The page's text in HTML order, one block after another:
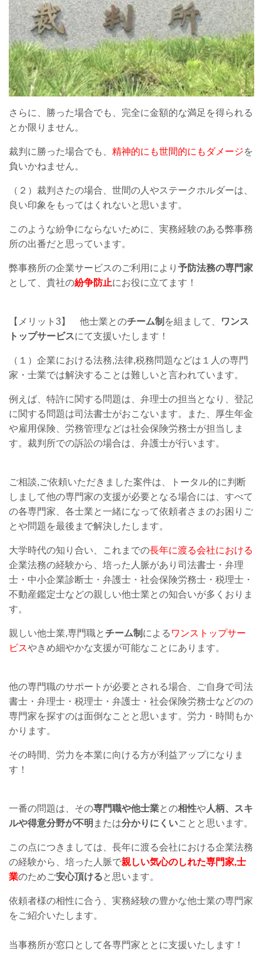
さらに、勝った場合でも、完全に金額的な満足を得られる
とか限りません。
裁判に勝った場合でも、 精神的にも世間的にもダメージを
負いかねません。
（２）裁判さたの場合、世間の人やステークホルダーは、
良い印象をもってはくれないと思います。
このような紛争にならないために、実務経験のある弊事務
所の出番だと思っています。
弊事務所の企業サービスのご利用により 予防法務の専門家
として、貴社の紛争防止にお役に立てます！
【メリット3】 他士業とのチーム制 を組まして、
ワンス
トップサービスにて支援いたします！
（１）企業における法務,法律,税務問題などは１人の専門
家・士業では解決することは難しいと言われています。
例えば、特許に関する問題は、弁理士の担当となり、登記
に関する問題は司法書士がおこないます。また、厚生年金
や雇用保険、労務管理などは社会保険労務士が担当しま
す。裁判所での訴訟の場合は、弁護士が行います。
ご相談,ご依頼いただきました案件は、トータル的に判断
しまして他の専門家の支援が必要となる場合には、すべて
の各専門家、各士業と一緒になって依頼者さまのお困りご
とや問題を最後まで解決したします。
大学時代の知り合い、これまでの長年に渡る会社における
企業法務の経験から、培った人脈があり司法書士・弁理
士・中小企業診断士・弁護士・社会保険労務士・税理士・
不動産鑑定士などの親しい他士業との知合いが多くおりま
す。
親しい他士業,専門職とチーム制 による ワンストップサー
ビスやきめ細やかな支援が可能なことにあります。
他の専門職のサポートが必要とされる場合、ご自身で司法
書士・弁理士・税理士・弁護士・社会保険労務士などのの
専門家を探すのは面倒なことと思います。労力・時間もか
かります。
その時間、労力を本業に向ける方が利益アップになりま
す！
一番の問題は、その専門職や他士業との相性や人柄、スキ
ルや得意分野が不明 または分かりにくいことと思います。
この点につきましては、長年に渡る会社における企業法務
の経験から、培った人脈で親しい気心のしれた専門家,士
業のためご安心頂けると思います。
依頼者様の相性に合う、実務経験の豊かな他士業の専門家
をご紹介いたします。
当事務所が窓口として各専門家ととに支援いたします！